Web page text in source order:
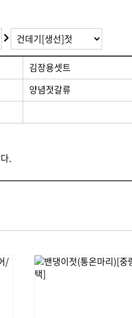
김장용셋트
양념젓갈류
.